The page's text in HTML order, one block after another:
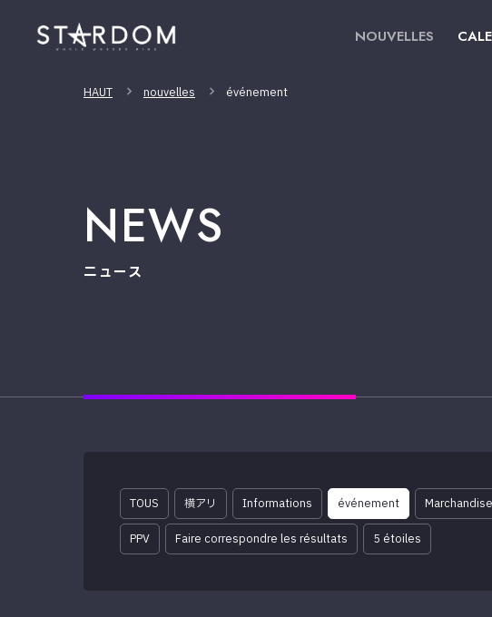
NOUVELLES
HAUT nouvelles événement
NEWS
ニュース
TOUS 横アリ Informations événement
PPV Faire correspondre les résultats 5 étoiles